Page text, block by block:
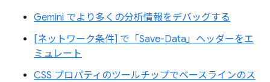
Gemini でより多くの分析情報をデバッグする
[ネットワーク条件] で「Save-Data」ヘッダーをエ
ミュレート
CSS プロパティのツールチップでベースラインのス